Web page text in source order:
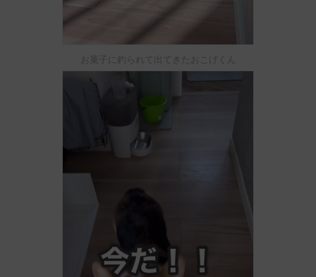
お菓子に釣られて出てきたおこげくん